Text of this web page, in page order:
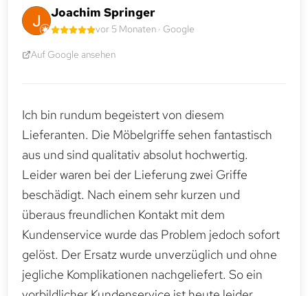
Joachim Springer
vor 5 Monaten · Google
Auf Google ansehen
Ich bin rundum begeistert von diesem
Lieferanten. Die Möbelgriffe sehen fantastisch
aus und sind qualitativ absolut hochwertig.
Leider waren bei der Lieferung zwei Griffe
beschädigt. Nach einem sehr kurzen und
überaus freundlichen Kontakt mit dem
Kundenservice wurde das Problem jedoch sofort
gelöst. Der Ersatz wurde unverzüglich und ohne
jegliche Komplikationen nachgeliefert. So ein